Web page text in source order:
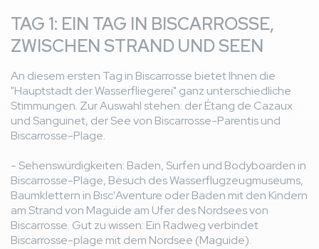
TAG 1: EIN TAG IN BISCARROSSE,
ZWISCHEN STRAND UND SEEN
An diesem ersten Tag in Biscarrosse bietet Ihnen die
"Hauptstadt der Wasserfliegerei" ganz unterschiedliche
Stimmungen. Zur Auswahl stehen: der Étang de Cazaux
und Sanguinet, der See von Biscarrosse-Parentis und
Biscarrosse-Plage.
- Sehenswürdigkeiten: Baden, Surfen und Bodyboarden in
Biscarrosse-Plage, Besuch des Wasserflugzeugmuseums,
Baumklettern in Bisc'Aventure oder Baden mit den Kindern
am Strand von Maguide am Ufer des Nordsees von
Biscarrosse. Gut zu wissen: Ein Radweg verbindet
Biscarrosse-plage mit dem Nordsee (Maguide).